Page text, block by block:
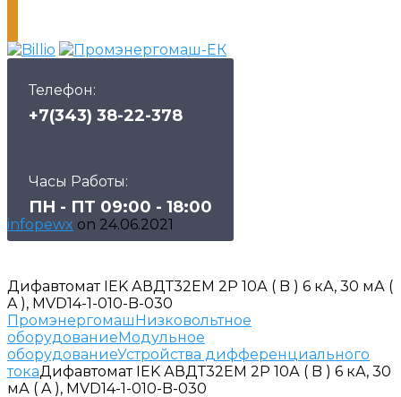
Телефон:
+7(343) 38-22-378
Часы Работы:
ПН - ПТ 09:00 - 18:00
infopewx on 24.06.2021
Дифавтомат IEK АВДТ32EM 2P 10А ( B ) 6 кА, 30 мА (
A ), MVD14-1-010-B-030
ПромэнергомашНизковольтное
оборудованиеМодульное
оборудованиеУстройства дифференциального
токаДифавтомат IEK АВДТ32EM 2P 10А ( B ) 6 кА, 30
мА ( A ), MVD14-1-010-B-030